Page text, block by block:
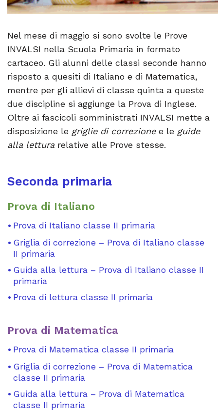
Nel mese di maggio si sono svolte le Prove
INVALSI nella Scuola Primaria in formato
cartaceo. Gli alunni delle classi seconde hanno
risposto a quesiti di Italiano e di Matematica,
mentre per gli allievi di classe quinta a queste
due discipline si aggiunge la Prova di Inglese.
Oltre ai fascicoli somministrati INVALSI mette a
disposizione le griglie di correzionee le guide
alla lettura relative alle Prove stesse.
Seconda primaria
Prova di Italiano
Prova di Italiano classe II primaria
Griglia di correzione – Prova di Italiano classe
II primaria
Guida alla lettura – Prova di Italiano classe II
primaria
Prova di lettura classe II primaria
Prova di Matematica
Prova di Matematica classe II primaria
Griglia di correzione – Prova di Matematica
classe II primaria
Guida alla lettura – Prova di Matematica
classe II primaria